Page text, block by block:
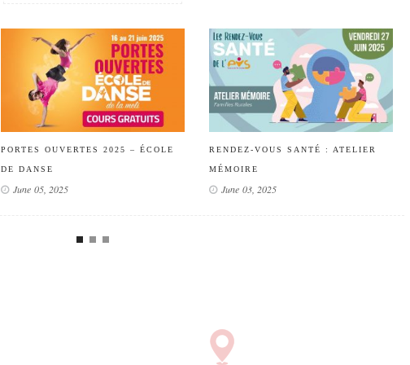
PORTES OUVERTES 2025 – ÉCOLE
DE DANSE
June 05, 2025
RENDEZ-VOUS SANTÉ : ATELIER
MÉMOIRE
June 03, 2025